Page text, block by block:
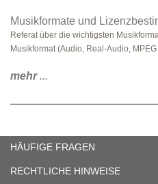
Musikformate und
Referat über die wichtigsten
Musikformat (Audio, Real-Audio,
mehr...
HÄUFIGE FRAGEN
RECHTLICHE HINWEISE